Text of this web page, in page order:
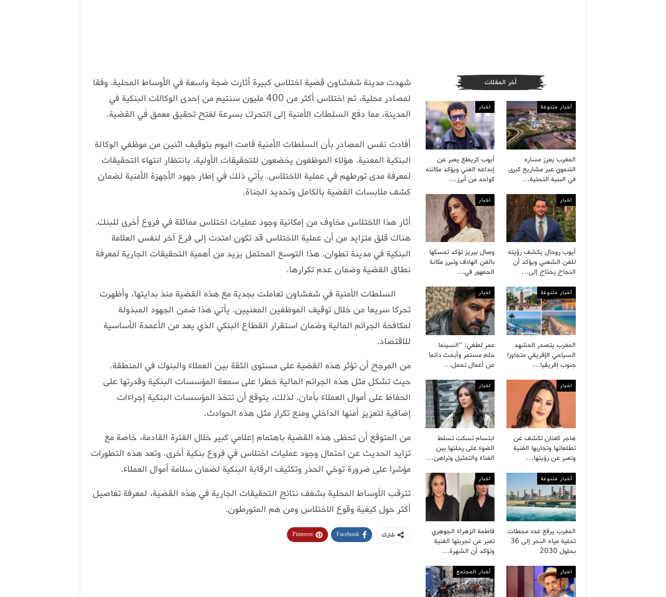
شهدت مدينة شفشاون قضية اختلاس كبيرة أثارت ضجة واسعة في الأوساط المحلية. وفقا
لمصادر محلية، تم اختلاس أكثر من 400 مليون سنتيم من إحدى الوكالات البنكية في
المدينة، مما دفع السلطات الأمنية إلى التحرك بسرعة لفتح تحقيق معمق في القضية.
أفادت نفس المصادر بأن السلطات الأمنية قامت اليوم بتوقيف اثنين من موظفي الوكالة
البنكية المعنية. هؤلاء الموظفون يخضعون للتحقيقات الأولية، بانتظار انتهاء التحقيقات
لمعرفة مدى تورطهم في عملية الاختلاس. يأتي ذلك في إطار جهود الأجهزة الأمنية لضمان
كشف ملابسات القضية بالكامل وتحديد الجناة.
أثار هذا الاختلاس مخاوف من إمكانية وجود عمليات اختلاس مماثلة في فروع أخرى للبنك.
هناك قلق متزايد من أن عملية الاختلاس قد تكون امتدت إلى فرع آخر لنفس العلامة
البنكية في مدينة تطوان. هذا التوسع المحتمل يزيد من أهمية التحقيقات الجارية لمعرفة
نطاق القضية وضمان عدم تكرارها.
السلطات الأمنية في شفشاون تعاملت بجدية مع هذه القضية منذ بدايتها، وأظهرت
تحركا سريعا من خلال توقيف الموظفين المعنيين. يأتي هذا ضمن الجهود المبذولة
لمكافحة الجرائم المالية وضمان استقرار القطاع البنكي الذي يعد من الأعمدة الأساسية
للاقتصاد.
من المرجح أن تؤثر هذه القضية على مستوى الثقة بين العملاء والبنوك في المنطقة.
حيث تشكل مثل هذه الجرائم المالية خطرا على سمعة المؤسسات البنكية وقدرتها على
الحفاظ على أموال العملاء بأمان. لذلك، يتوقع أن تتخذ المؤسسات البنكية إجراءات
إضافية لتعزيز أمنها الداخلي ومنع تكرار مثل هذه الحوادث.
من المتوقع أن تحظى هذه القضية باهتمام إعلامي كبير خلال الفترة القادمة، خاصة مع
تزايد الحديث عن احتمال وجود عمليات اختلاس في فروع بنكية أخرى. وتعد هذه التطورات
مؤشرا على ضرورة توخي الحذر وتكثيف الرقابة البنكية لضمان سلامة أموال العملاء.
تترقب الأوساط المحلية بشغف نتائج التحقيقات الجارية في هذه القضية، لمعرفة تفاصيل
أكثر حول كيفية وقوع الاختلاس ومن هم المتورطون.
شارك Facebook
Pinterest
أخر المقلات
أخبار متنوعة
المغرب يعزز مساره
التنموي عبر مشاريع كبرى
في البنية التحتية…
اخبار
أيوب كريطع يعبر عن
إبداعه الفني ويؤكد مكانته
كواحد من أبرز…
اخبار
أيوب روحال يكشف رؤيته
للفن الشعبي ويؤكد أن
النجاح يحتاج إلى…
اخبار
وصال بيريز تؤكد تمسكها
بالفن الهادف وتبرز مكانة
الجمهور في…
أخبار متنوعة
المغرب يتصدر المشهد
السياحي الإفريقي متجاوزا
جنوب إفريقيا…
اخبار
عمر لطفي: “السينما
حلم مستمر وأبحث دائما
عن أعمال تحمل…
اخبار
هاجر كعنان تكشف عن
تطلعاتها وتجاربها الفنية
وتعبر عن رؤيتها…
اخبار
ابتسام تسكت تسلط
الضوء على رحلتها بين
الغناء والتمثيل وتراهن…
أخبار متنوعة
المغرب يرفع عدد محطات
تحلية مياه البحر إلى 36
بحلول 2030
اخبار
فاطمة الزهراء الجوهري
تعبر عن تجربتها الفنية
وتؤكد أن الشهرة…
اخبار أخبار المجتمع